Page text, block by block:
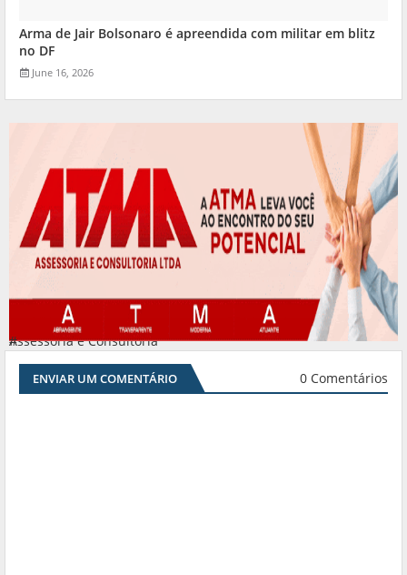
Arma de Jair Bolsonaro é apreendida com militar em blitz
no DF
June 16, 2026
Assessoria e Consultoria
#
ENVIAR UM COMENTÁRIO 0 Comentários